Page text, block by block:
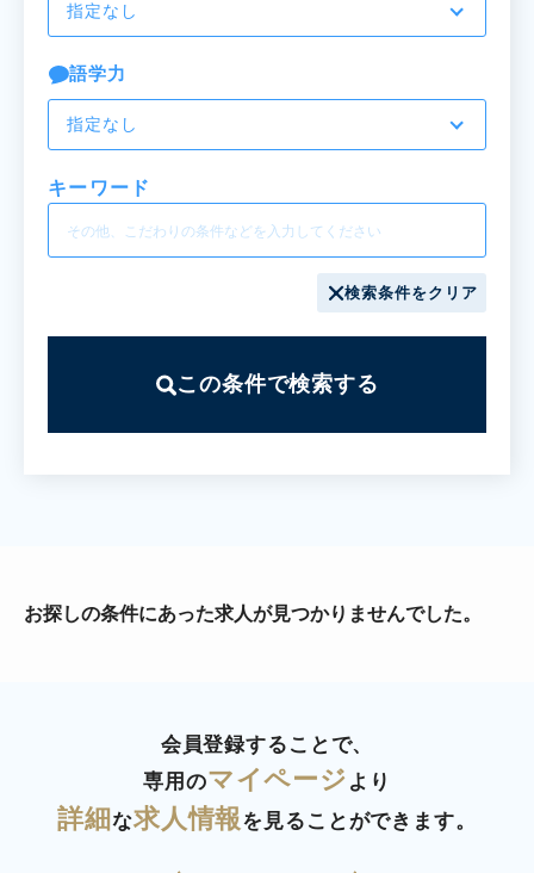
指定なし
語学力
指定なし
キーワード
検索条件をクリア
この条件で検索する
お探しの条件にあった求人が見つかりませんでした。
会員登録することで、
専用のマイページ より
詳細な求人情報を見ることができます。